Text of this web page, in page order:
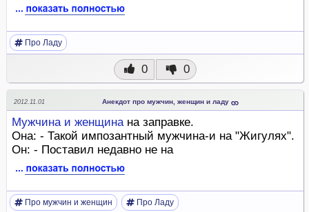
Про Ладу
0 0
2012.11.01 Анекдот про мужчин, женщин и ладу
Мужчина и женщинана заправке.
Она: - Такой импозантный мужчина-и на "Жигулях".
Он: - Поставил недавно не на
Про мужчин и женщин Про Ладу